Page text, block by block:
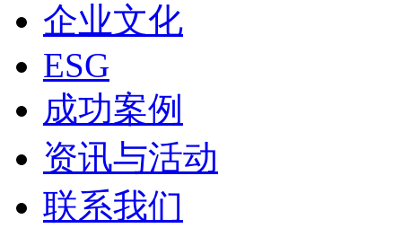
企业文化
ESG
成功案例
资讯与活动
联系我们